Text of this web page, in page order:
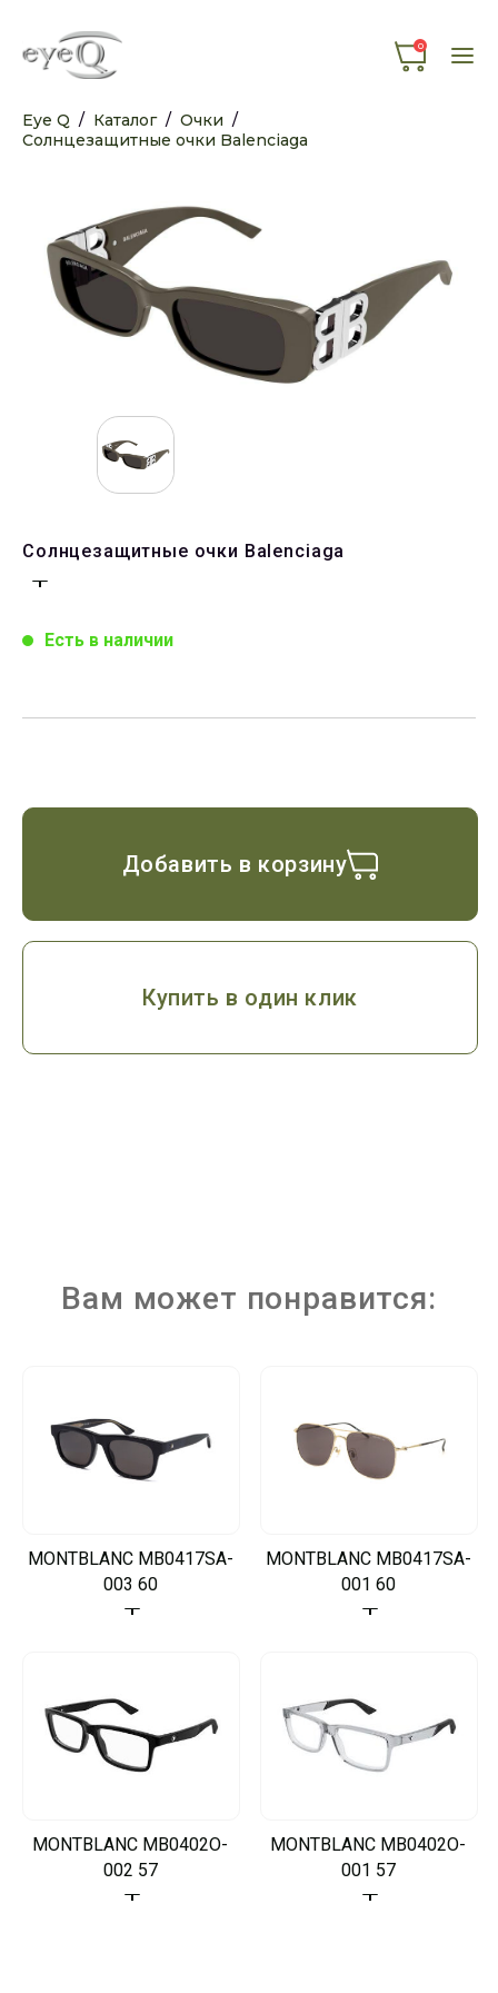
0
Eye Q / Каталог/ Очки /
Солнцезащитные очки Balenciaga
Солнцезащитные очки Balenciaga
Есть в наличии
Добавить в корзину
Купить в один клик
Вам может понравится:
MONTBLANC MB0417SA-
003 60
MONTBLANC MB0417SA-
001 60
MONTBLANC MB0402O-
002 57
MONTBLANC MB0402O-
001 57